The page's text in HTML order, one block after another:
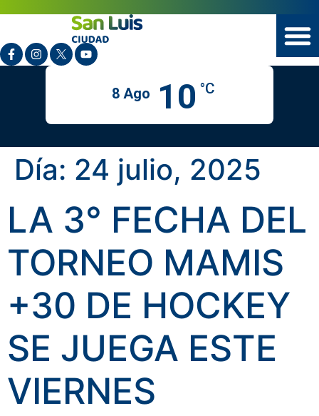
8 Ago 10 °C
Día: 24 julio, 2025
LA 3° FECHA DEL
TORNEO MAMIS
+30 DE HOCKEY
SE JUEGA ESTE
VIERNES